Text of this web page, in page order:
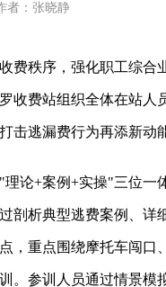
者：张晓静
费秩序，强化职工综合
收费站组织全体在站人
击逃漏费行为再添新动
理论+案例+实操"三位一
剖析典型逃费案例、详
，重点围绕摩托车闯口
。参训人员通过情景模